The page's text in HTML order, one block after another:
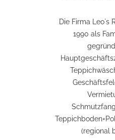
Die Firma Leo`s
1990 als
(regional